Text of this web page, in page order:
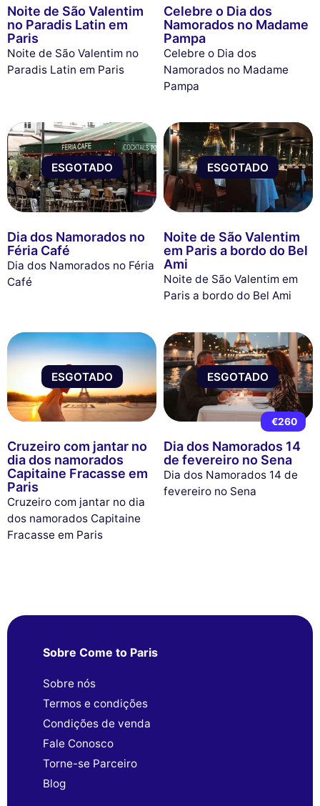
Noite de São Valentim
no Paradis Latin em
Paris
Noite de São Valentim no
Paradis Latin em Paris
Celebre o Dia dos
Namorados no Madame
Pampa
Celebre o Dia dos
Namorados no Madame
Pampa
ESGOTADO
Dia dos Namorados no
Féria Café
Dia dos Namorados no Féria
Café
ESGOTADO
Noite de São Valentim
em Paris a bordo do Bel
Ami
Noite de São Valentim em
Paris a bordo do Bel Ami
ESGOTADO
Cruzeiro com jantar no
dia dos namorados
Capitaine Fracasse em
Paris
Cruzeiro com jantar no dia
dos namorados Capitaine
Fracasse em Paris
ESGOTADO
€260
Dia dos Namorados 14
de fevereiro no Sena
Dia dos Namorados 14 de
fevereiro no Sena
Sobre Come to Paris
Sobre nós
Termos e condições
Condições de venda
Fale Conosco
Torne-se Parceiro
Blog